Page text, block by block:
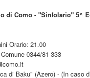
di Como - "Sinfolario" 5^
Orario: 21.00
0344/81 333
di Baku" (Azero) - (In caso